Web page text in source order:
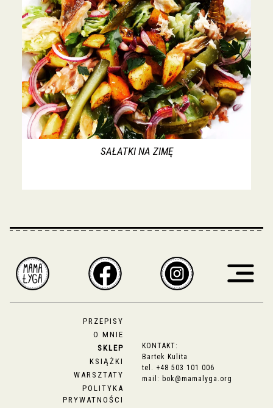
SAŁATKI NA ZIMĘ
PRZEPISY
O MNIE
SKLEP
KSIĄŻKI
WARSZTATY
POLITYKA
PRYWATNOŚCI
KONTAKT:
Bartek Kulita
tel. +48 503 101 006
mail: bok@mamalyga.org